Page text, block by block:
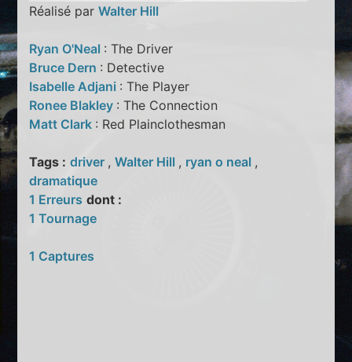
Réalisé parWalter Hill
Ryan O'Neal : The Driver
Bruce Dern : Detective
Isabelle Adjani : The Player
Ronee Blakley : The Connection
Matt Clark : Red Plainclothesman
Tags : driver ,Walter Hill , ryan o neal ,
dramatique
1 Erreurs dont :
1 Tournage
1 Captures